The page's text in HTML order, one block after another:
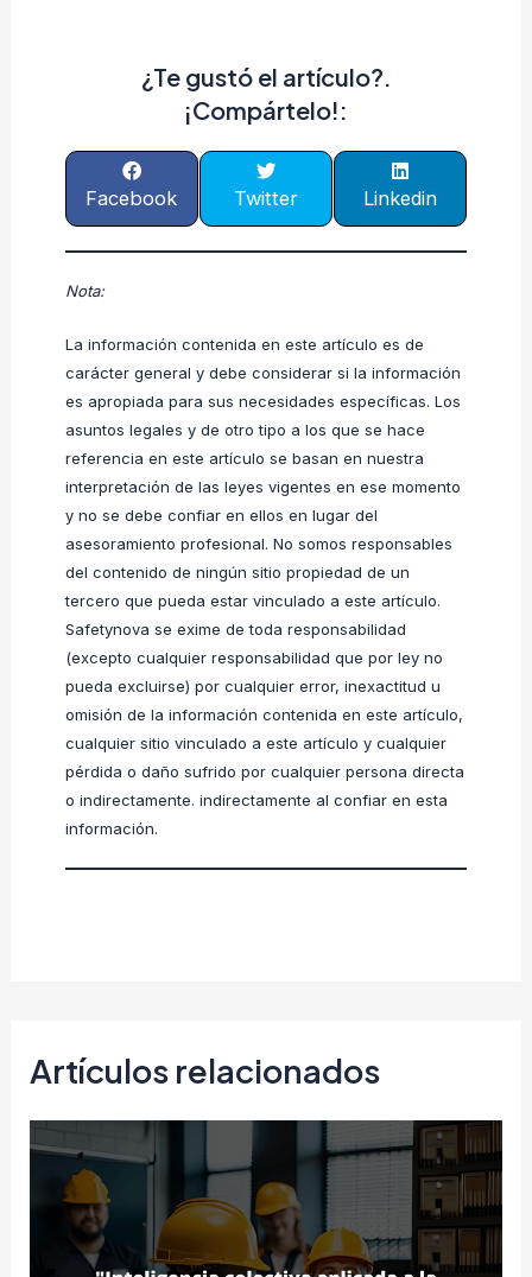
¿Te gustó el artículo?.
¡Compártelo!:
Facebook Twitter Linkedin
Nota:
La información contenida en este artículo es de
carácter general y debe considerar si la información
es apropiada para sus necesidades específicas. Los
asuntos legales y de otro tipo a los que se hace
referencia en este artículo se basan en nuestra
interpretación de las leyes vigentes en ese momento
y no se debe confiar en ellos en lugar del
asesoramiento profesional. No somos responsables
del contenido de ningún sitio propiedad de un
tercero que pueda estar vinculado a este artículo.
Safetynova se exime de toda responsabilidad
(excepto cualquier responsabilidad que por ley no
pueda excluirse) por cualquier error, inexactitud u
omisión de la información contenida en este artículo,
cualquier sitio vinculado a este artículo y cualquier
pérdida o daño sufrido por cualquier persona directa
o indirectamente. indirectamente al confiar en esta
información.
Artículos relacionados